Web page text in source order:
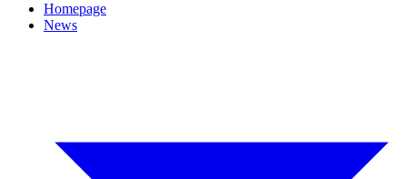
Homepage
News